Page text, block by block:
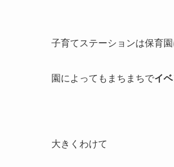
子育てステーションは保育
園によってもまちまちでイ
大きくわけて